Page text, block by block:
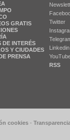
GRATIS
DE INTERÉS
Y CIUDADES
PRENSA
Twitter
Linkedin
RSS
cookies -